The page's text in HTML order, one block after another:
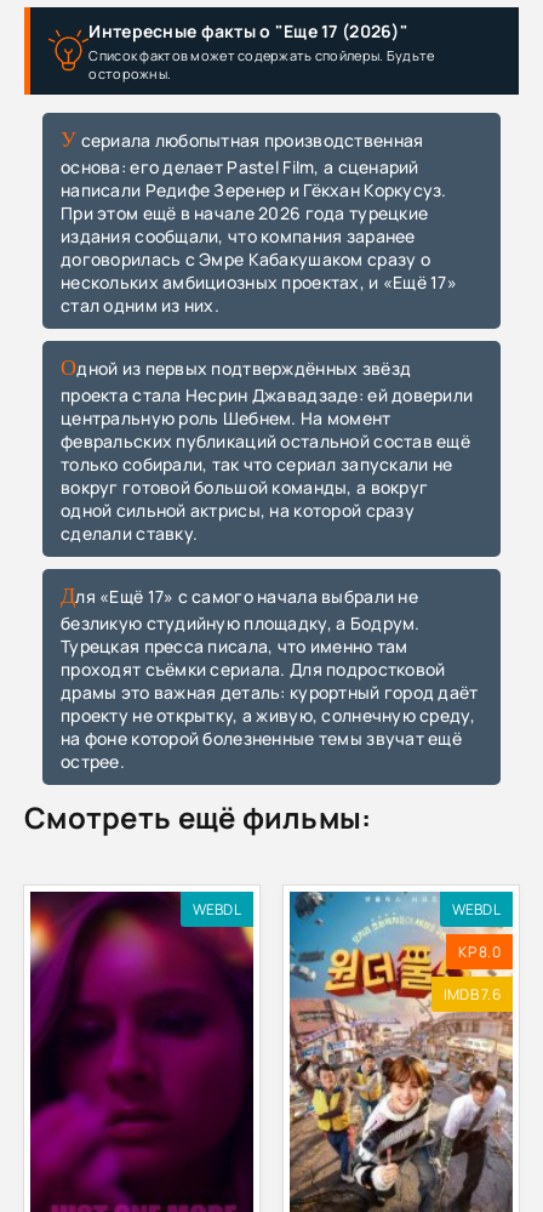
Интересные факты о "Еще 17 (2026)"
Список фактов может содержать спойлеры. Будьте
осторожны.
У сериала любопытная производственная
основа: его делает Pastel Film, а сценарий
написали Редифе Зеренер и Гёкхан Коркусуз.
При этом ещё в начале 2026 года турецкие
издания сообщали, что компания заранее
договорилась с Эмре Кабакушаком сразу о
нескольких амбициозных проектах, и «Ещё 17»
стал одним из них.
Одной из первых подтверждённых звёзд
проекта стала Несрин Джавадзаде: ей доверили
центральную роль Шебнем. На момент
февральских публикаций остальной состав ещё
только собирали, так что сериал запускали не
вокруг готовой большой команды, а вокруг
одной сильной актрисы, на которой сразу
сделали ставку.
Для «Ещё 17» с самого начала выбрали не
безликую студийную площадку, а Бодрум.
Турецкая пресса писала, что именно там
проходят съёмки сериала. Для подростковой
драмы это важная деталь: курортный город даёт
проекту не открытку, а живую, солнечную среду,
на фоне которой болезненные темы звучат ещё
острее.
Смотреть ещё фильмы:
WEBDL WEBDL
KP 8.0
IMDB 7.6